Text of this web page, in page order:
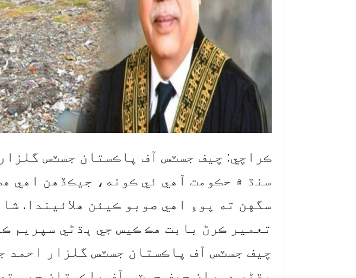
ڪراچي: چيف جسٽس آف پاڪستان جسٽس
سنڌ ۾ حڪومت آهي ئي ڪونه، جيڪڏهن اهي
سگهن ته پوءِ اهي صوبو ڪيئن هلائيندا.
تعمير ڪرڻ بابت هڪ ڪيس جي ٻڌڻي سپريم
چيف جسٽس آف پاڪستان جسٽس گلزار احمد